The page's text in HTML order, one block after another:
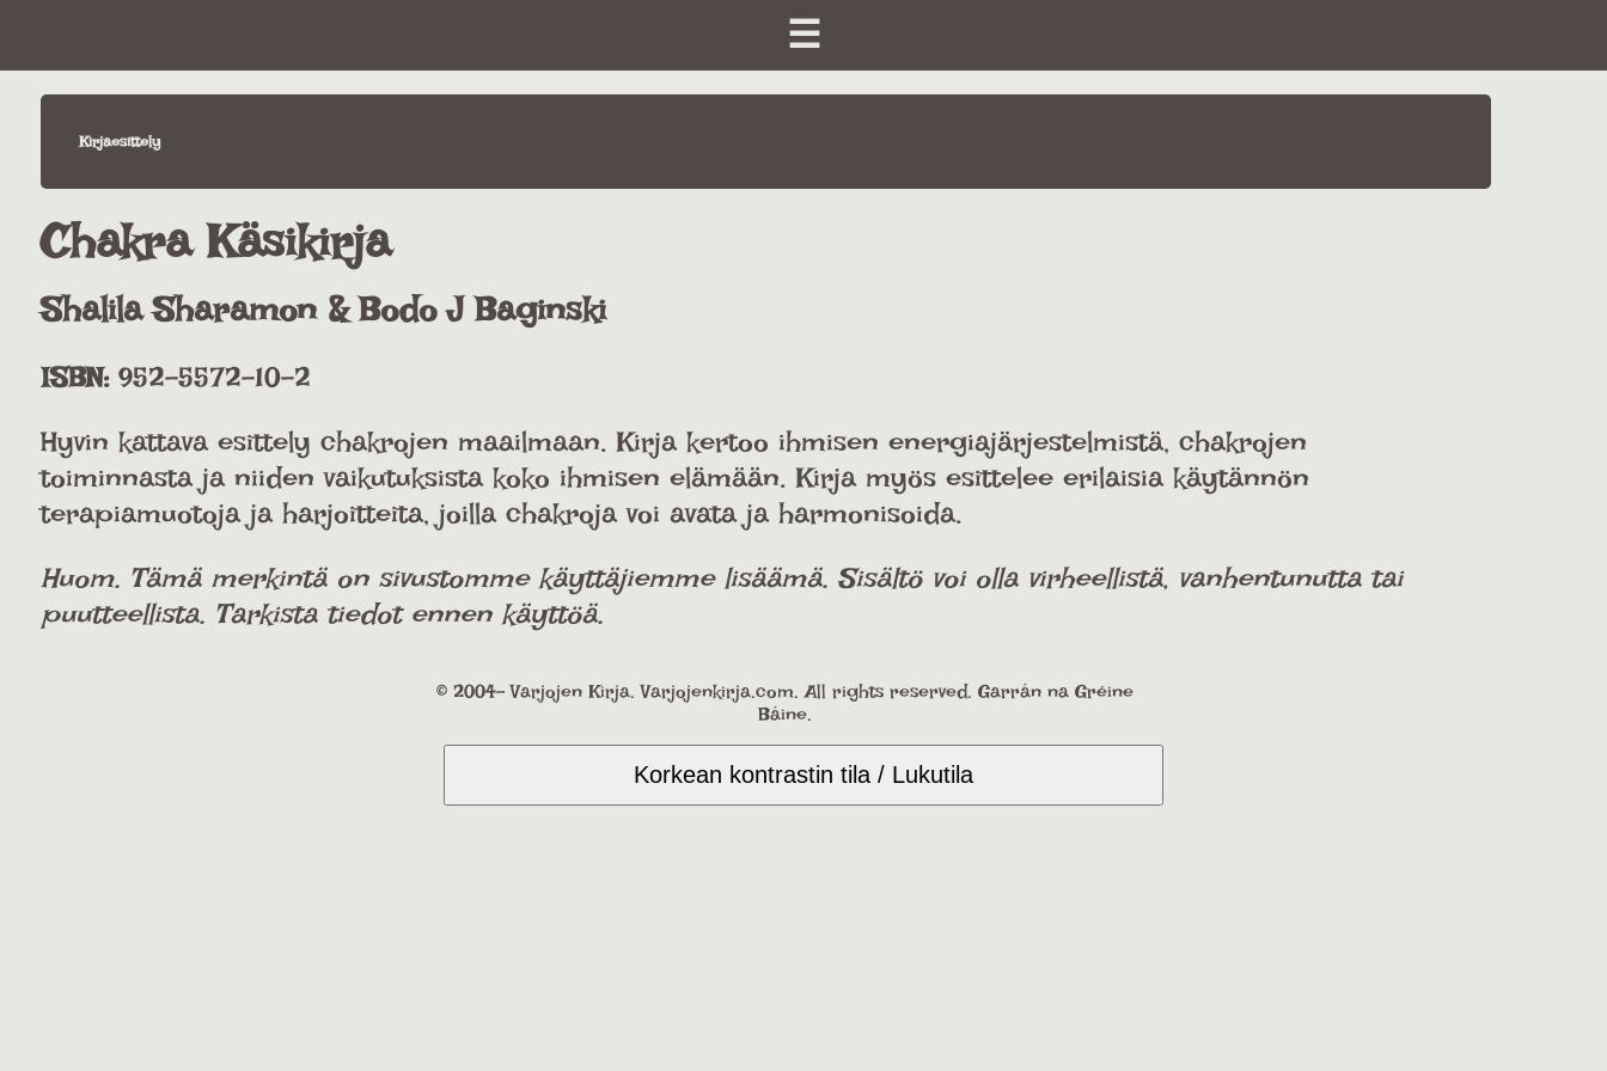
☰
Kirjaesittely
Chakra Käsikirja
Shalila Sharamon & Bodo J Baginski
ISBN:952-5572-10-2
Hyvin kattava esittely chakrojen maailmaan. Kirja kertoo ihmisen energiajärjestelmistä, chakrojen
toiminnasta ja niiden vaikutuksista koko ihmisen elämään. Kirja myös esittelee erilaisia käytännön
terapiamuotoja ja harjoitteita, joilla chakroja voi avata ja harmonisoida.
Huom. Tämä merkintä on sivustomme käyttäjiemme lisäämä. Sisältö voi olla virheellistä, vanhentunutta tai
puutteellista. Tarkista tiedot ennen käyttöä.
© 2004- Varjojen Kirja. Varjojenkirja.com. All rights reserved. Garrán na Gréine
Báine.
Korkean kontrastin tila / Lukutila